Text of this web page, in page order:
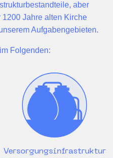
, aber
Jahre alten Kirche
Aufgabengebieten.
Folgenden:
Versorgungsinfrastruktur